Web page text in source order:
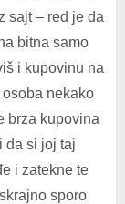
sajt – red je da
bitna samo
i kupovinu na
nekako
brza kupovina
da si joj taj
i zatekne te
sporo